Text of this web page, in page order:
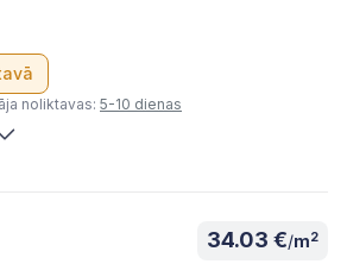
noliktavas: 5-10 dienas
34.03 €/m2